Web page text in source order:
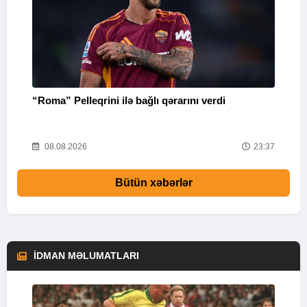
“Roma” Pelleqrini ilə bağlı qərarını verdi
08.08.2026 23:37
Bütün xəbərlər
İDMAN MƏLUMATLARI